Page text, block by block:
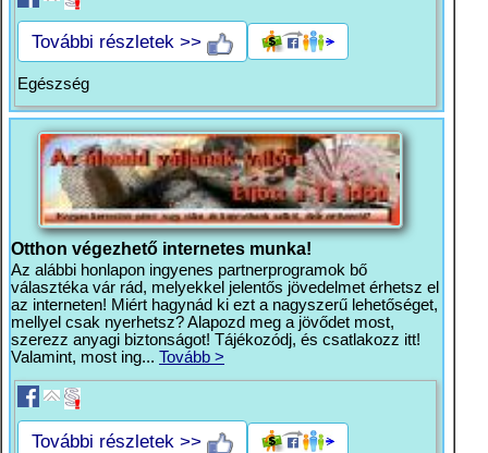
További részletek >>
Egészség
Otthon végezhető internetes munka!
Az alábbi honlapon ingyenes partnerprogramok bő
választéka vár rád, melyekkel jelentős jövedelmet érhetsz el
az interneten! Miért hagynád ki ezt a nagyszerű lehetőséget,
mellyel csak nyerhetsz? Alapozd meg a jövődet most,
szerezz anyagi biztonságot! Tájékozódj, és csatlakozz itt!
Valamint, most ing... Tovább >
További részletek >>